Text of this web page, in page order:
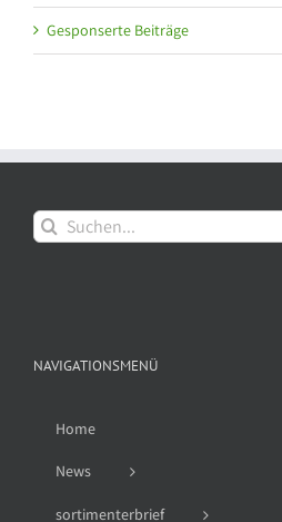
Gesponserte Beiträge
Suche
nach:
NAVIGATIONSMENÜ
Home
News
sortimenterbrief